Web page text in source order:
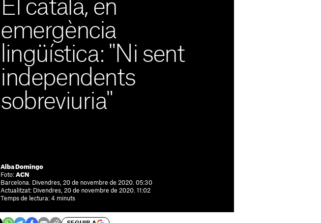
El català, en
emergència
lingüística: "Ni sent
independents
sobreviuria"
Alba Domingo
Foto: ACN
Barcelona. Divendres, 20 de novembre de 2020. 05:30
Actualitzat: Divendres, 20 de novembre de 2020. 11:02
Temps de lectura: 4 minuts